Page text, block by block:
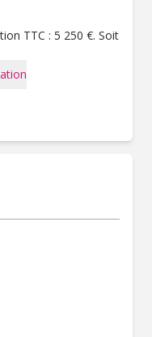
TTC : 5 250 €. Soit